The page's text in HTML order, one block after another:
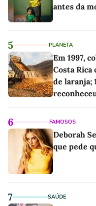
antes da
5 PLANETA
Em 1997,
Costa Rica
de laranja;
6 FAMOSOS
Deborah
que pede
7 SAÚDE